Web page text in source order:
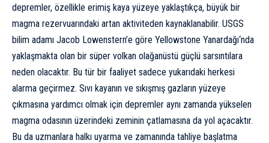
depremler, özellikle erimiş kaya yüzeye yaklaştıkça, büyük bir
magma rezervuarındaki artan aktiviteden kaynaklanabilir. USGS
bilim adamı Jacob Lowenstern’e göre Yellowstone Yanardağı‘nda
yaklaşmakta olan bir süper volkan olağanüstü güçlü sarsıntılara
neden olacaktır. Bu tür bir faaliyet sadece yukarıdaki herkesi
alarma geçirmez. Sıvı kayanın ve sıkışmış gazların yüzeye
çıkmasına yardımcı olmak için depremler aynı zamanda yükselen
magma odasının üzerindeki zeminin çatlamasına da yol açacaktır.
Bu da uzmanlara halkı uyarma ve zamanında tahliye başlatma